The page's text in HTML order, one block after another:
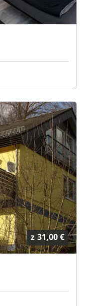
z 31,00 €